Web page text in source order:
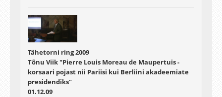
Tähetorni ring 2009
Tõnu Viik "Pierre Louis Moreau de Maupertuis -
korsaari pojast nii Pariisi kui Berliini akadeemiate
presidendiks"
01.12.09